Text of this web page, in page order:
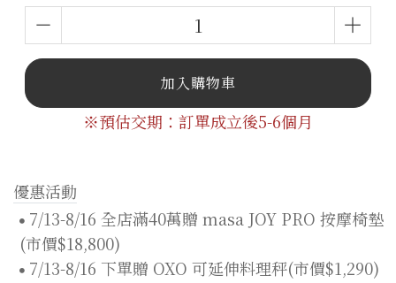
加入購物車
※預估交期：訂單成立後5-6個月
優惠活動
7/13-8/16 全店滿40萬贈 masa JOY PRO 按摩椅墊
(市價$18,800)
7/13-8/16 下單贈 OXO 可延伸料理秤(市價$1,290)